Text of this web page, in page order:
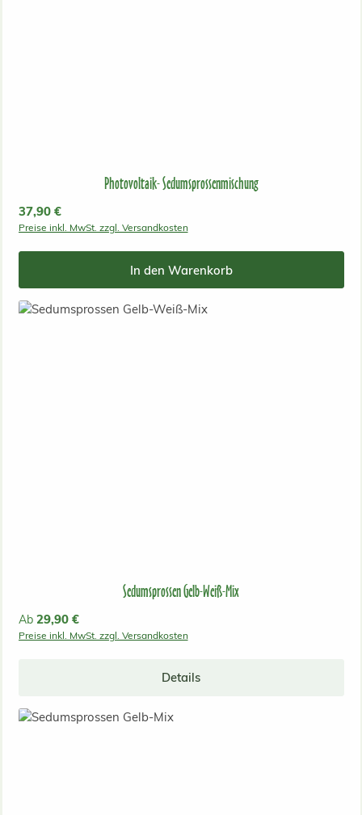
Photovoltaik- Sedumsprossenmischung
Regulärer Preis:
37,90 €
Preise inkl. MwSt. zzgl. Versandkosten
In den Warenkorb
Sedumsprossen Gelb-Weiß-Mix
Regulärer Preis:
Ab 29,90 €
Preise inkl. MwSt. zzgl. Versandkosten
Details